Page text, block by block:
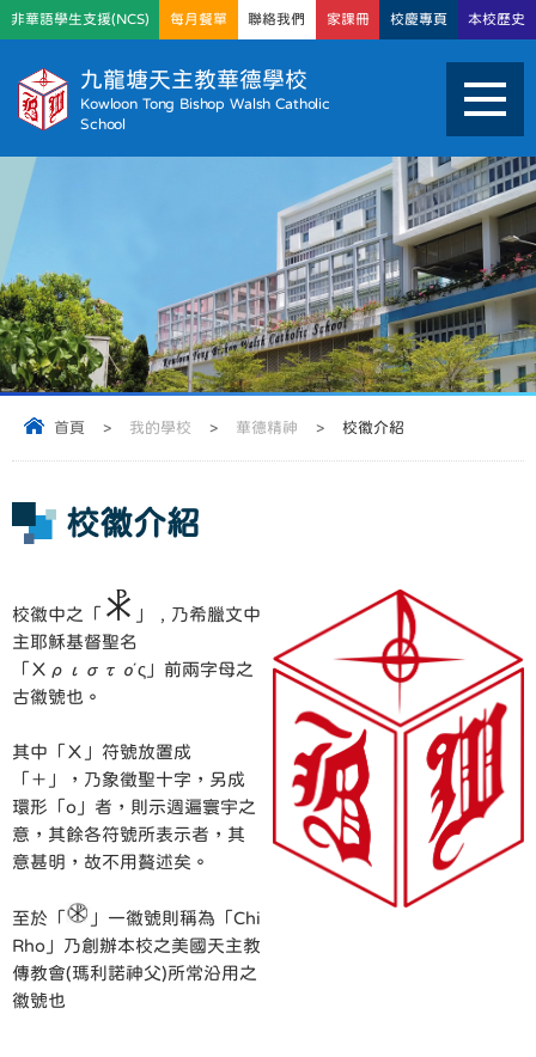
九龍塘天主教華德學校
Kowloon Tong Bishop Walsh Catholic
School
非華語學生支援(NCS) 每月餐單 聯絡我們 家課冊 校慶專頁 本校歷史
首頁 > 我的學校 > 華德精神 > 校徽介紹
校徽介紹
校徽中之「
」﹐乃希臘文中
主耶穌基督聖名
「Χριστός」前兩字母之
古徽號也。
其中「Χ」符號放置成
「＋」，乃象徵聖十字，另成
環形「o」者，則示週遍寰宇之
意，其餘各符號所表示者，其
意甚明，故不用贅述矣。
至於「
」一徽號則稱為「Chi
Rho」乃創辦本校之美國天主教
傳教會(瑪利諾神父)所常沿用之
徽號也